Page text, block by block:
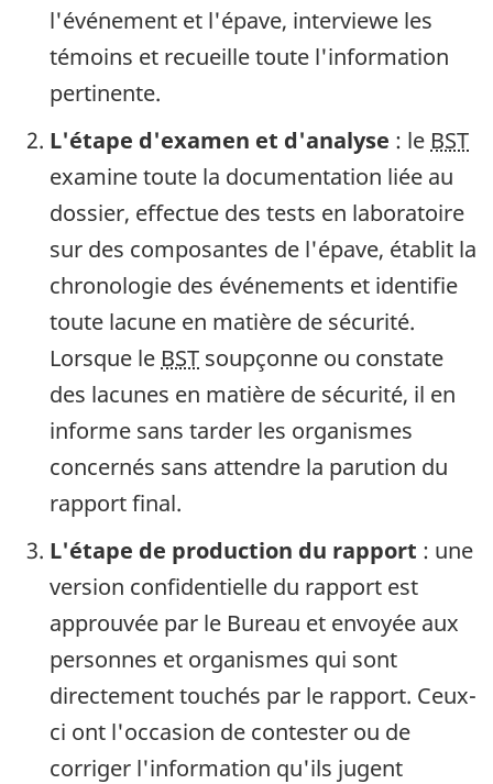
l'événement et l'épave, interviewe les
témoins et recueille toute l'information
pertinente.
L'étape d'examen et d'analyse : le BST
examine toute la documentation liée au
dossier, effectue des tests en laboratoire
sur des composantes de l'épave, établit la
chronologie des événements et identifie
toute lacune en matière de sécurité.
Lorsque le BST soupçonne ou constate
des lacunes en matière de sécurité, il en
informe sans tarder les organismes
concernés sans attendre la parution du
rapport final.
L'étape de production du rapport : une
version confidentielle du rapport est
approuvée par le Bureau et envoyée aux
personnes et organismes qui sont
directement touchés par le rapport. Ceux-
ci ont l'occasion de contester ou de
corriger l'information qu'ils jugent